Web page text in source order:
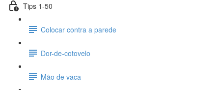
Tips 1-50
Colocar contra a parede
Dor-de-cotovelo
Mão de vaca